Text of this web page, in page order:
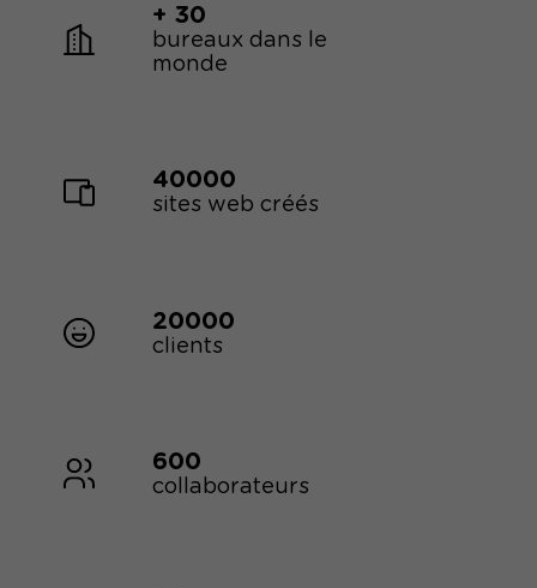
+ 30
bureaux dans le
monde
40000
sites web créés
20000
clients
600
collaborateurs